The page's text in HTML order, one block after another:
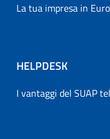
La tua impresa in
HELPDESK
I vantaggi del SUAP